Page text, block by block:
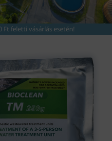
Ft feletti vásárlás esetén!